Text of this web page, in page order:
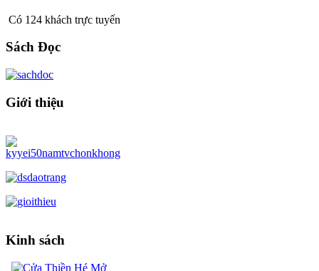
Có 124 khách trực tuyến
Sách Đọc
Giới thiệu
Kinh sách